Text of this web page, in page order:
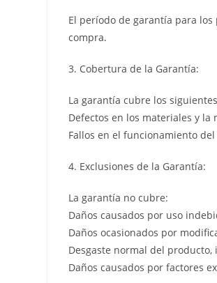
El período de garantía para
compra.
3. Cobertura de la Garantía:
La garantía cubre los
Defectos en los materiales y la
Fallos en el funcionamiento
4. Exclusiones de la Garantía:
La garantía no cubre:
Daños causados por uso
Daños ocasionados por
Desgaste normal del
Daños causados por factores